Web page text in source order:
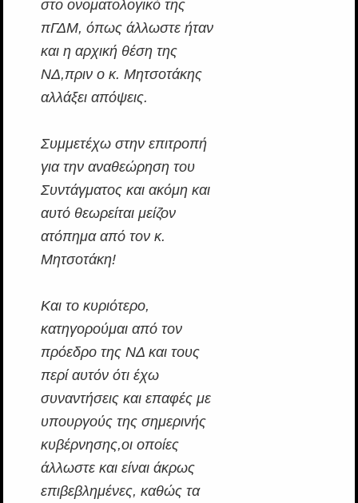
στο ονοματολογικό της
πΓΔΜ, όπως άλλωστε ήταν
και η αρχική θέση της
ΝΔ,πριν ο κ. Μητσοτάκης
αλλάξει απόψεις.
Συμμετέχω στην επιτροπή
για την αναθεώρηση του
Συντάγματος και ακόμη και
αυτό θεωρείται μείζον
ατόπημα από τον κ.
Μητσοτάκη!
Και το κυριότερο,
κατηγορούμαι από τον
πρόεδρο της ΝΔ και τους
περί αυτόν ότι έχω
συναντήσεις και επαφές με
υπουργούς της σημερινής
κυβέρνησης,οι οποίες
άλλωστε και είναι άκρως
επιβεβλημένες, καθώς τα